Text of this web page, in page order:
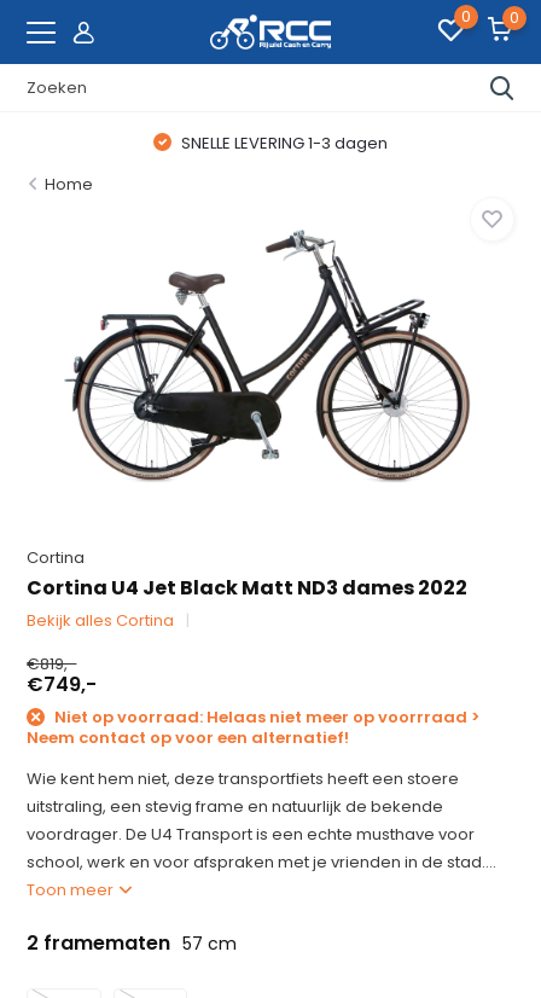
0 0
SNELLE LEVERING 1-3 dagen
Home
Cortina
Cortina U4 Jet Black Matt ND3 dames 2022
Bekijk alles Cortina
€819,-
€749,-
Niet op voorraad: Helaas niet meer op voorrraad >
Neem contact op voor een alternatief!
Wie kent hem niet, deze transportfiets heeft een stoere
uitstraling, een stevig frame en natuurlijk de bekende
voordrager. De U4 Transport is een echte musthave voor
school, werk en voor afspraken met je vrienden in de stad....
Toon meer
2 framematen 57 cm